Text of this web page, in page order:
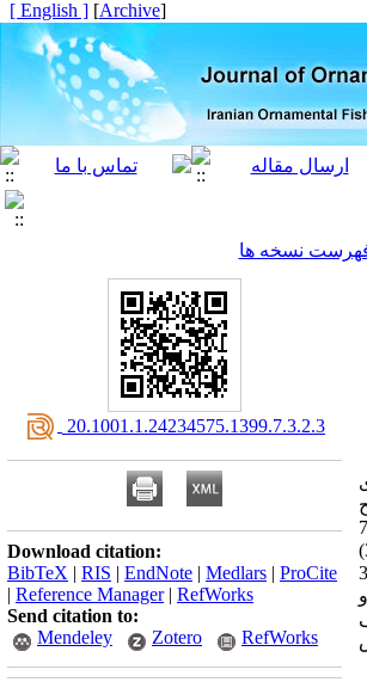
[
Archive
]
[ English ]
نسخه ها
میلی لیتر در لیتر2-فنوکسی اتانول بررسی شد. نتایج نشان دادند که قرار گرفتن در غلظت های پایین این ماده بیهوشی (1/0 و 3/0)
های بالاتر (5/0 و
‎ 20.1001.1.24234575.1399.7.3.2.3
Download citation:
BibTeX | RIS | EndNote | Medlars | ProCite
| Reference Manager| RefWorks
Send citation to:
Mendeley
Zotero RefWorks